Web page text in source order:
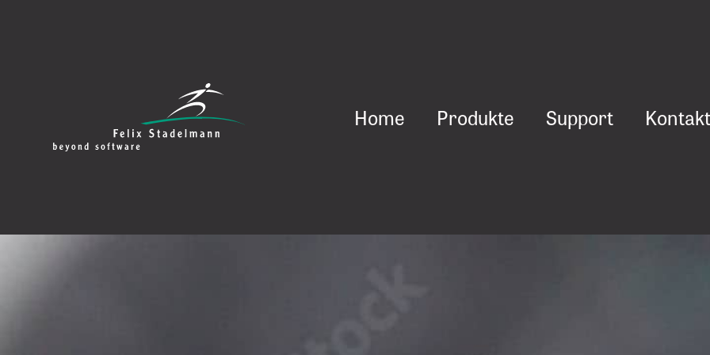
Home Pro­duk­te Sup­port Kon­takt